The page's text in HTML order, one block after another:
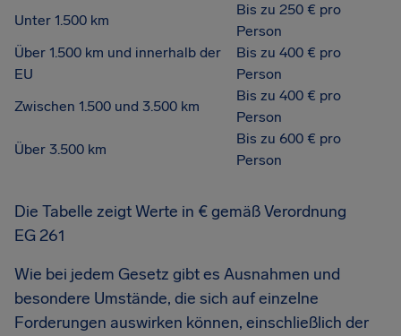
Unter 1.500 km
Bis zu 250 € pro
Person
Über 1.500 km und innerhalb der
EU
Bis zu 400 € pro
Person
Zwischen 1.500 und 3.500 km
Bis zu 400 € pro
Person
Über 3.500 km
Bis zu 600 € pro
Person
Die Tabelle zeigt Werte in € gemäß Verordnung
EG 261
Wie bei jedem Gesetz gibt es Ausnahmen und
besondere Umstände, die sich auf einzelne
Forderungen auswirken können, einschließlich der